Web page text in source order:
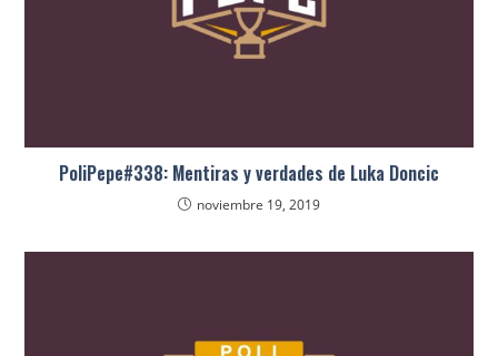
PoliPepe#338: Mentiras y verdades de Luka Doncic
noviembre 19, 2019